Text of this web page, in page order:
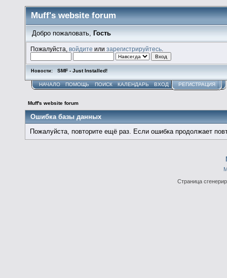
Muff's website forum
Добро пожаловать, Гость
Пожалуйста,войдите илизарегистрируйтесь
Новости: SMF - Just Installed!
НАЧАЛО ПОМОЩЬ ПОИСК КАЛЕНДАРЬ ВХОД РЕГИСТРАЦИЯ
Muff's website forum
Ошибка базы данных
Пожалуйста, повторите ещё раз. Если ошибка продолжает
Страница